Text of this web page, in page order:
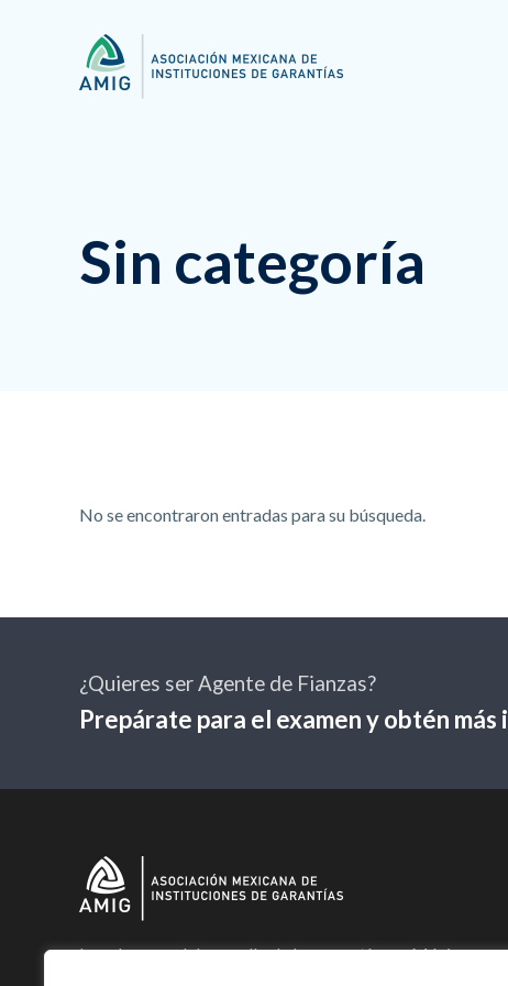
Sin categoría
No se encontraron entradas para su búsqueda.
¿Quieres ser Agente de Fianzas?
Prepárate para el examen y obtén más
Impulsamos el desarrollo de las garantías en México;